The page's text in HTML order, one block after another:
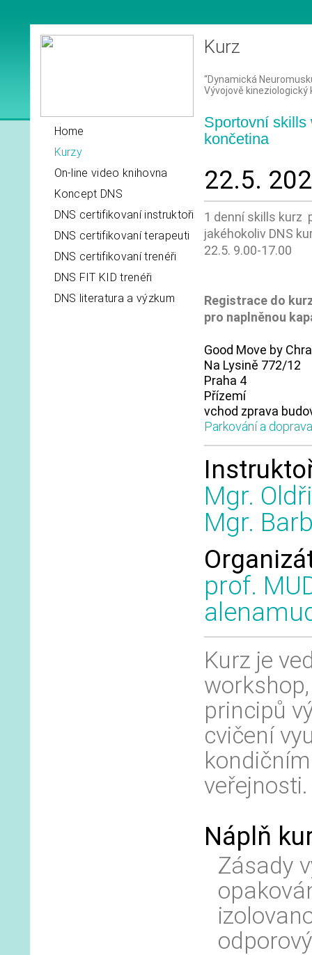
Home
Kurzy
On-line video knihovna
Koncept DNS
DNS certifikovaní instruktoři
DNS certifikovaní terapeuti
DNS certifikovaní trenéři
DNS FIT KID trenéři
DNS literatura a výzkum
Kurz
“Dynamická
Vývojově kineziologický
Sportovní skills
končetina
22.5.
1 denní skills kurz
jakéhokoliv DNS
22.5. 9.00-17.00
Registrace do
pro naplněnou
Good Move by
Na Lysině 772/12
Praha 4
Přízemí
vchod zprava
Parkování a doprava
Mgr.
Mgr.
prof.
Kurz je
principů
cvičení
Náplň
Zásady